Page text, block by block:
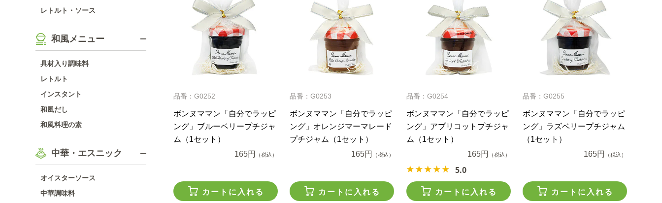
レトルト・ソース
和風メニュー
具材入り調味料
レトルト
インスタント
和風だし
和風料理の素
中華・エスニック
オイスターソース
中華調味料
品番：G0252
ボンヌママン「自分でラッピ
ング」ブルーベリープチジャ
ム（1セット）
165円
（税込）
カートに入れる
品番：G0253
ボンヌママン「自分でラッピ
ング」オレンジマーマレード
プチジャム（1セット）
165円
（税込）
カートに入れる
品番：G0254
ボンヌママン「自分でラッピ
ング」アプリコットプチジャ
ム（1セット）
165円
（税込）
5.0
カートに入れる
品番：G0255
ボンヌママン「自分でラッピ
ング」ラズベリープチジャム
（1セット）
165円
（税込）
カートに入れる